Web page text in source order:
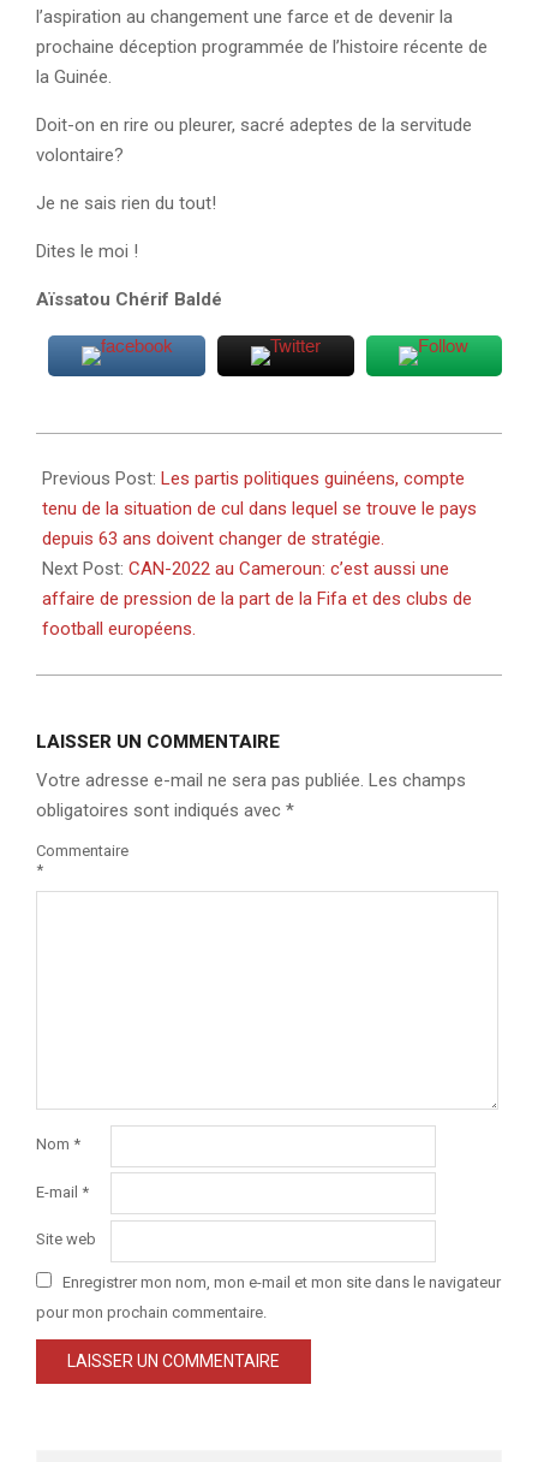
l’aspiration au changement une farce et de devenir la
prochaine déception programmée de l’histoire récente de
la Guinée.
Doit-on en rire ou pleurer, sacré adeptes de la servitude
volontaire?
Je ne sais rien du tout!
Dites le moi !
Aïssatou Chérif Baldé
01-
07
Previous Post: Les partis politiques guinéens, compte
tenu de la situation de cul dans lequel se trouve le pays
depuis 63 ans doivent changer de stratégie.
Next Post: CAN-2022 au Cameroun: c’est aussi une
affaire de pression de la part de la Fifa et des clubs de
football européens.
LAISSER UN COMMENTAIRE
Votre adresse e-mail ne sera pas publiée. Les champs
obligatoires sont indiqués avec *
Commentaire
*
Nom *
E-mail *
Site web
Enregistrer mon nom, mon e-mail et mon site dans le navigateur
pour mon prochain commentaire.